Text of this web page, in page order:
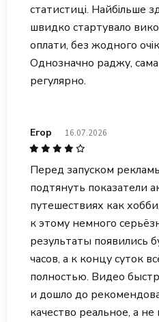
статистиці. Найбільше
швидко стартувало
оплати, без жодного
Однозначно раджу,
регулярно.
Егор 16.07.2026
Перед запуском
подтянуть показатели
путешествиях как
к этому немного
результаты появились
часов, а к концу суток
полностью. Видео
и дошло до
качество реальное, а